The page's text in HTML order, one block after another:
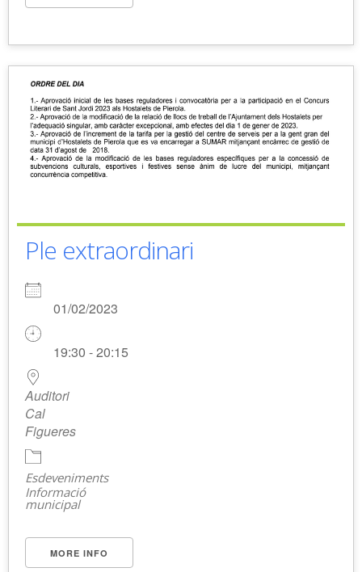
Ple extraordinari
01/02/2023
19:30 - 20:15
Auditori
Cal
Figueres
Esdeveniments
Informació
municipal
MORE INFO